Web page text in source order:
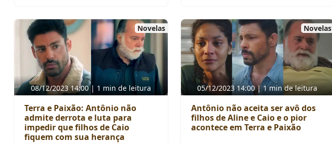
Novelas
08/12/2023 14:00 | 1 min de leitura
Terra e Paixão: Antônio não
admite derrota e luta para
impedir que filhos de Caio
fiquem com sua herança
Novelas
05/12/2023 14:00 | 1 min de leitura
Antônio não aceita ser avô dos
filhos de Aline e Caio e o pior
acontece em Terra e Paixão